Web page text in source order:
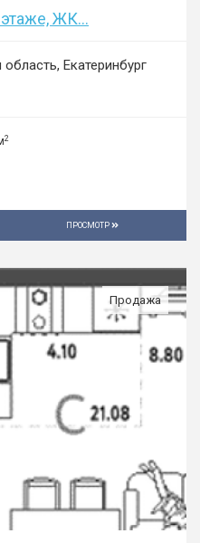
ЖК...
Екатеринбург
2
ПРОСМОТР
Продажа